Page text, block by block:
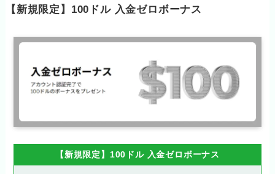
【新規限定】100ドル 入金ゼロボーナス
【新規限定】100ドル 入金ゼロボーナス